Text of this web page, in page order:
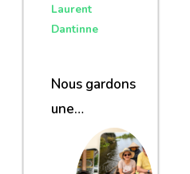
Laurent
Dantinne
Nous gardons
une
excellente
impression de